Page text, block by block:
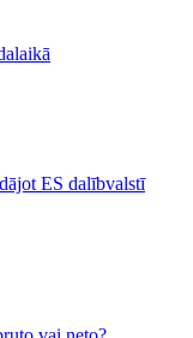
ES dalībvalstī